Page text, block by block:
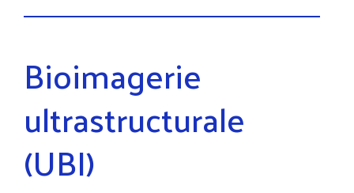
Bioimagerie
ultrastructurale
(UBI)